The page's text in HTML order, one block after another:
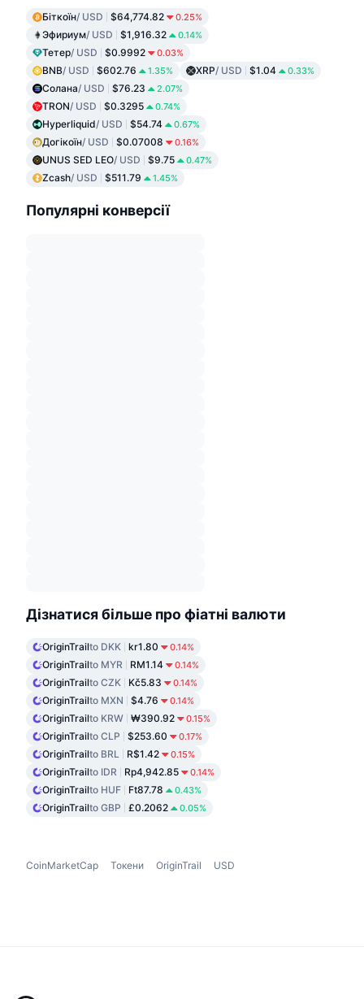
Біткоїн/ USD $64,774.82 0.25%
Эфириум/ USD $1,916.32 0.14%
Тетер/ USD $0.9992 0.03%
BNB/ USD $602.76 1.35% XRP/ USD $1.04 0.33%
Солана/ USD $76.23 2.07%
TRON/ USD $0.3295 0.74%
Hyperliquid/ USD $54.74 0.67%
Догікоїн/ USD $0.07008 0.16%
UNUS SED LEO/ USD $9.75 0.47%
Zcash/ USD $511.79 1.45%
Популярні конверсії
Дізнатися більше про фіатні валюти
OriginTrailto DKK kr1.80 0.14%
OriginTrailto MYR RM1.14 0.14%
OriginTrailto CZK Kč5.83 0.14%
OriginTrailto MXN $4.76 0.14%
OriginTrailto KRW ₩390.92 0.15%
OriginTrailto CLP $253.60 0.17%
OriginTrailto BRL R$1.42 0.15%
OriginTrailto IDR Rp4,942.85 0.14%
OriginTrailto HUF Ft87.78 0.43%
OriginTrailto GBP £0.2062 0.05%
CoinMarketCap Токени OriginTrail USD